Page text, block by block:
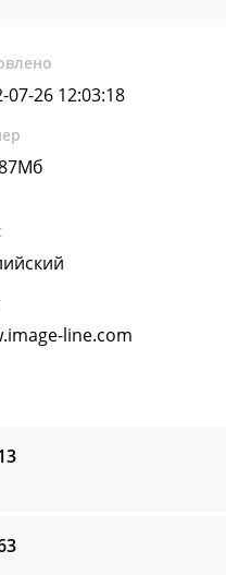
07-26 12:03:18
line.com